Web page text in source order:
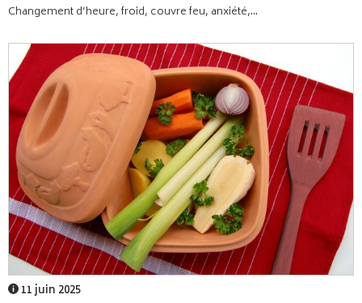
Changement d’heure, froid, couvre feu, anxiété,...
11 juin 2025